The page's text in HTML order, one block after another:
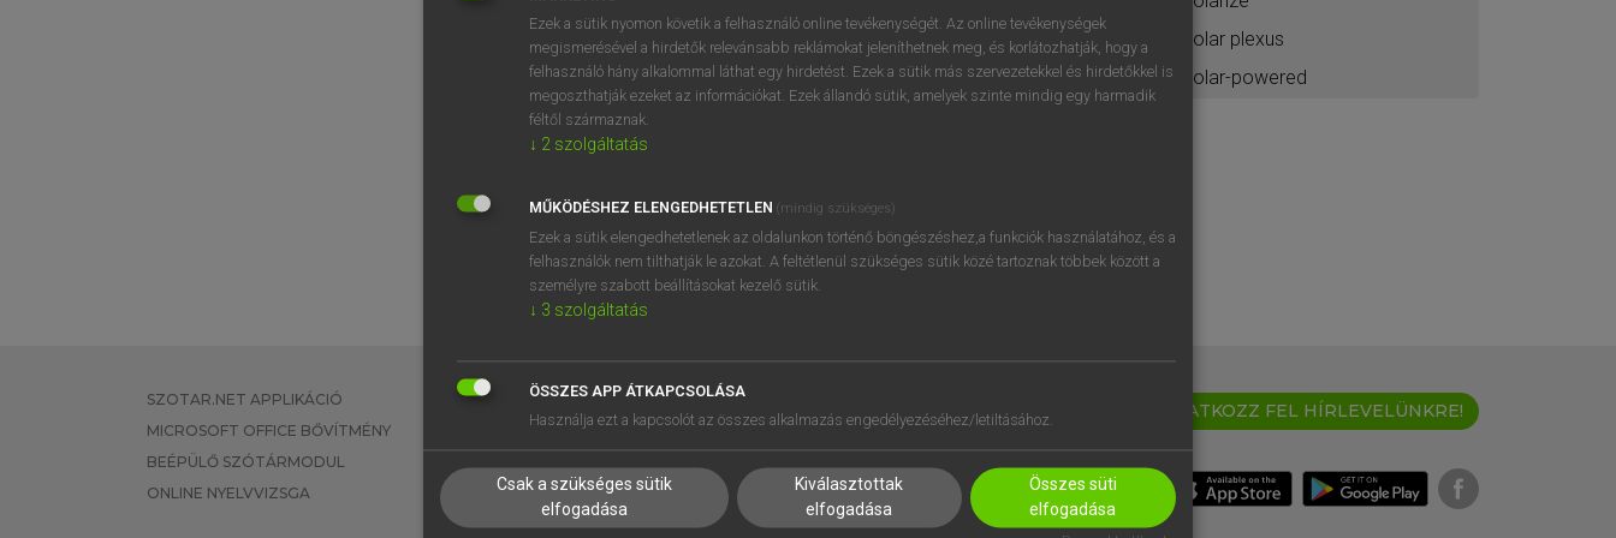
solar plexus
solar-powered
SZOTAR.NET APPLIKÁCIÓ
MICROSOFT OFFICE BŐVÍTMÉNY
BEÉPÜLŐ SZÓTÁRMODUL
ONLINE NYELVVIZSGA
EGYÉNI FELHASZNÁLÓKNAK
TANULÓKNAK
VÁLLALATI MEGOLDÁSOK
SÚGÓ
RÓLUNK
SÜTI BEÁLLÍTÁSOK
IRATKOZZ FEL HÍRLEVELÜNKRE!
Ezek a sütik nyomon követik a felhasználó online tevékenységét. Az online tevékenységek
megismerésével a hirdetők relevánsabb reklámokat jeleníthetnek meg, és korlátozhatják, hogy a
felhasználó hány alkalommal láthat egy hirdetést. Ezek a sütik más szervezetekkel és hirdetőkkel is
megoszthatják ezeket az információkat. Ezek állandó sütik, amelyek szinte mindig egy harmadik
féltől származnak.
↓ 2 szolgáltatás
MŰKÖDÉSHEZ ELENGEDHETETLEN (mindig szükséges)
Ezek a sütik elengedhetetlenek az oldalunkon történő böngészéshez,a funkciók használatához, és a
felhasználók nem tilthatják le azokat. A feltétlenül szükséges sütik közé tartoznak többek között a
személyre szabott beállításokat kezelő sütik.
↓ 3 szolgáltatás
ÖSSZES APP ÁTKAPCSOLÁSA
Használja ezt a kapcsolót az összes alkalmazás engedélyezéséhez/letiltásához.
Csak a szükséges sütik
elfogadása
Kiválasztottak
elfogadása
Összes süti
elfogadása